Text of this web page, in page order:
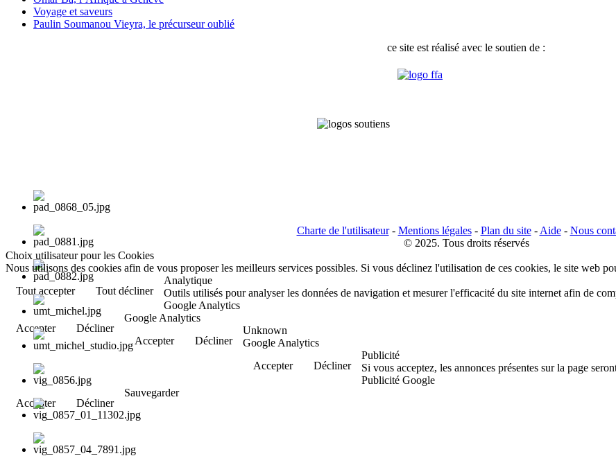
Voyage et saveurs
Paulin Soumanou Vieyra, le précurseur oublié
ce site est réalisé avec le soutien de :
Charte de l'utilisateur- Mentions légales- Plan du site- Aide- Nous
© 2025. Tous droits réservés
Choix utilisateur pour les Cookies
Nous utilisons des cookies afin de vous proposer les meilleurs services possibles. Si vous déclinez l'utilisation de ces cookies, le site web
Tout accepter
Tout décliner
Analytique
Outils utilisés pour analyser les données de navigation et mesurer l'efficacité du site internet afin de
Google Analytics
Accepter
Décliner
Google Analytics
Accepter
Décliner
Unknown
Google Analytics
Accepter
Décliner
Publicité
Si vous acceptez, les annonces présentes sur la page
Publicité Google
Accepter
Décliner
Sauvegarder